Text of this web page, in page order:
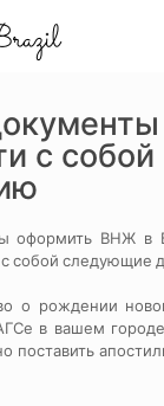
с собой
оформить ВНЖ в
с собой следующие
о рождении
в вашем
поставить